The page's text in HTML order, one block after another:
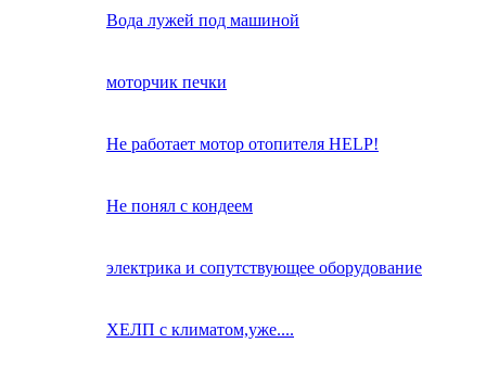
Вода лужей под машиной
моторчик печки
Не работает мотор отопителя HELP!
Не понял с кондеем
электрика и сопутствующее оборудование
ХЕЛП с климатом,уже....